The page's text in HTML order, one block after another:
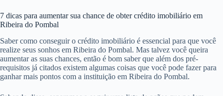
7 dicas para aumentar sua chance de obter crédito imobiliário em
Ribeira do Pombal
Saber como conseguir o crédito imobiliário é essencial para que você
realize seus sonhos em Ribeira do Pombal. Mas talvez você queira
aumentar as suas chances, então é bom saber que além dos pré-
requisitos já citados existem algumas coisas que você pode fazer para
ganhar mais pontos com a instituição em Ribeira do Pombal.